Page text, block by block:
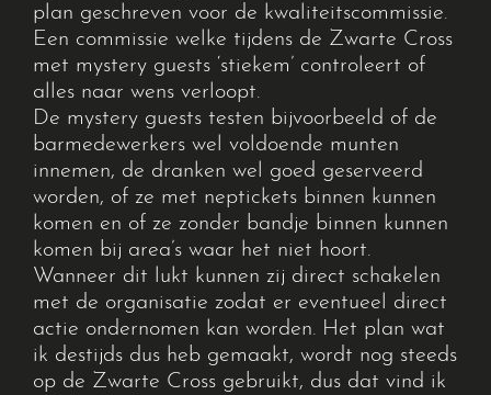
plan geschreven voor de kwaliteitscommissie.
Een commissie welke tijdens de Zwarte Cross
met mystery guests ‘stiekem’ controleert of
alles naar wens verloopt.
De mystery guests testen bijvoorbeeld of de
barmedewerkers wel voldoende munten
innemen, de dranken wel goed geserveerd
worden, of ze met neptickets binnen kunnen
komen en of ze zonder bandje binnen kunnen
komen bij area’s waar het niet hoort.
Wanneer dit lukt kunnen zij direct schakelen
met de organisatie zodat er eventueel direct
actie ondernomen kan worden. Het plan wat
ik destijds dus heb gemaakt, wordt nog steeds
op de Zwarte Cross gebruikt, dus dat vind ik